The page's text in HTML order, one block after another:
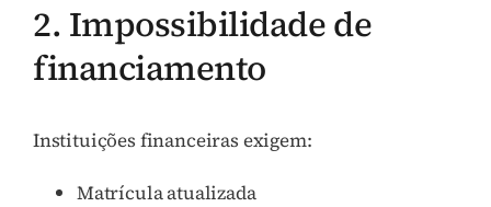
2. Impossibilidade de
financiamento
Instituições financeiras exigem:
Matrícula atualizada